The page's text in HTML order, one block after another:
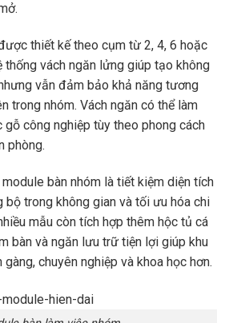
thiết kế theo cụm từ 2, 4, 6 hoặc
thống vách ngăn lửng giúp tạo không
vẫn đảm bảo khả năng tương
trong nhóm. Vách ngăn có thể làm
gỗ công nghiệp tùy theo phong cách
phòng.
bàn nhóm là tiết kiệm diện tích
bộ trong không gian và tối ưu hóa chi
mẫu còn tích hợp thêm hộc tủ cá
bàn và ngăn lưu trữ tiện lợi giúp khu
chuyên nghiệp và khoa học hơn.